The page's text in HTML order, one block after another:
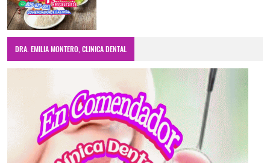
DRA. EMILIA MONTERO, CLINICA DENTAL